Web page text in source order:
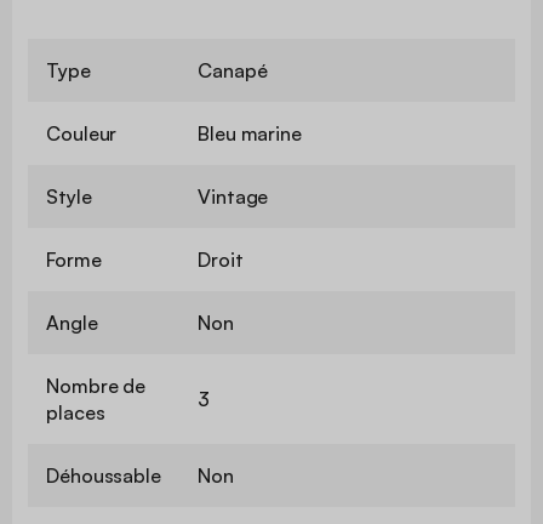
Type Canapé
Couleur Bleu marine
Style Vintage
Forme Droit
Angle Non
Nombre de
places
3
Déhoussable Non